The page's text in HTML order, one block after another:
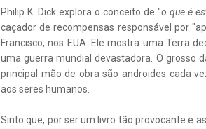
Philip K. Dick explora o conceito de "o que é
caçador de recompensas responsável por
Francisco, nos EUA. Ele mostra uma Terra
uma guerra mundial devastadora. O grosso
principal mão de obra são androides cada
aos seres humanos.
Sinto que, por ser um livro tão provocante e